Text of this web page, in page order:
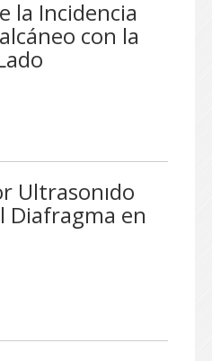
la Incidencia
con la
Ultrasonıdo
Diafragma en